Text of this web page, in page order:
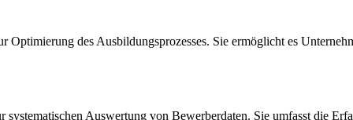
Optimierung des Ausbildungsprozesses. Sie ermöglicht es
Auswertung von Bewerberdaten. Sie umfasst die